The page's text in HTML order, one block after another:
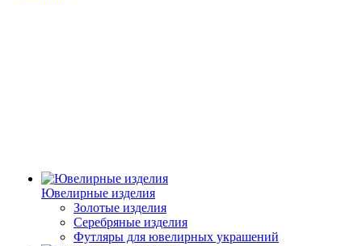
Ювелирные изделия
Золотые изделия
Серебряные изделия
Футляры для ювелирных украшений